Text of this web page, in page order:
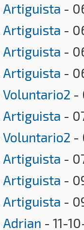
Artiguista -
Artiguista -
Artiguista -
Artiguista -
Voluntario2 -
Artiguista -
Voluntario2 -
Artiguista -
Artiguista -
Artiguista -
Adrian - 11-